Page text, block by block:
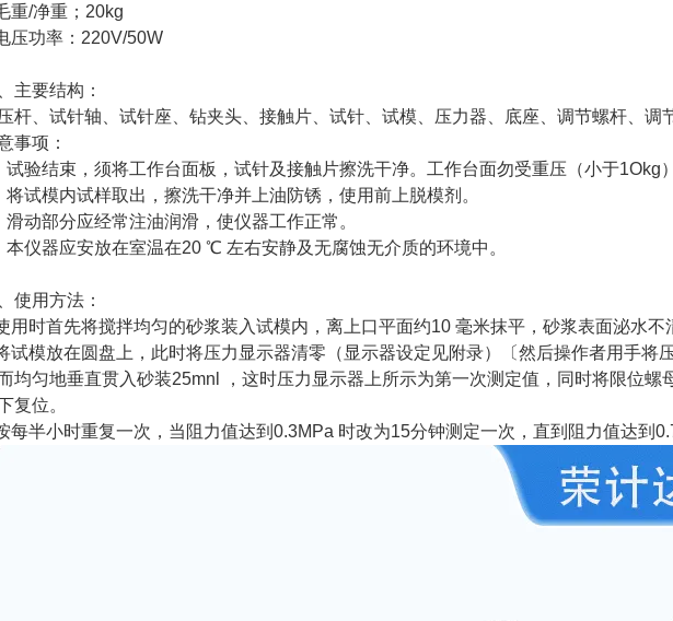
重/净重；20kg
压功率：220V/50W
主要结构：
杆、试针轴、试针座、钻夹头、接触片、试针、试模、压力器、底座、调节螺杆、调
事项：
试验结束，须将工作台面板，试针及接触片擦洗干净。工作台面勿受重压（小于1Okg）
将试模内试样取出，擦洗干净并上油防锈，使用前上脱模剂。
滑动部分应经常注油润滑，使仪器工作正常。
本仪器应安放在室温在20 ℃ 左右安静及无腐蚀无介质的环境中。
使用方法：
用时首先将搅拌均匀的砂浆装入试模内，离上口平面约10 毫米抹平，砂浆表面泌水不
试模放在圆盘上，此时将压力显示器清零（显示器设定见附录）〔然后操作者用手将
均匀地垂直贯入砂装25mnl ，这时压力显示器上所示为第一次测定值，同时将限位
复位。
每半小时重复一次，当阻力值达到0.3MPa 时改为15分钟测定一次，直到阻力值达到